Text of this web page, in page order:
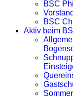
BSC
Vorstand
BSC
Aktiv beim